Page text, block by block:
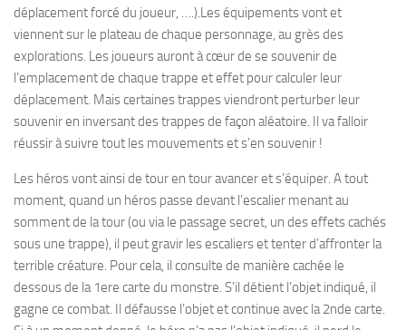
déplacement forcé du joueur, ….).Les équipements vont et
viennent sur le plateau de chaque personnage, au grès des
explorations. Les joueurs auront à cœur de se souvenir de
l’emplacement de chaque trappe et effet pour calculer leur
déplacement. Mais certaines trappes viendront perturber leur
souvenir en inversant des trappes de façon aléatoire. Il va falloir
réussir à suivre tout les mouvements et s’en souvenir !
Les héros vont ainsi de tour en tour avancer et s’équiper. A tout
moment, quand un héros passe devant l’escalier menant au
somment de la tour (ou via le passage secret, un des effets cachés
sous une trappe), il peut gravir les escaliers et tenter d’affronter la
terrible créature. Pour cela, il consulte de manière cachée le
dessous de la 1ere carte du monstre. S’il détient l’objet indiqué, il
gagne ce combat. Il défausse l’objet et continue avec la 2nde carte.